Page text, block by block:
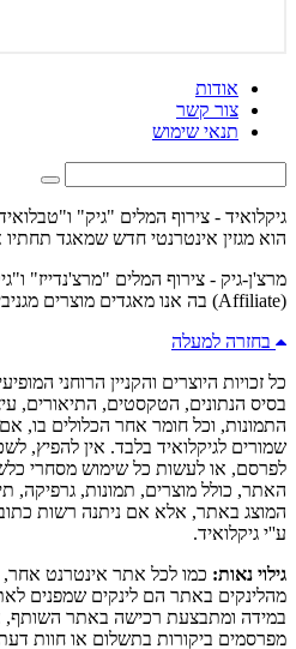
אודות
צור קשר
תנאי שימוש
גיקלואיד - צירוף המלים "גיק"
הוא מגזין אינטרנטי חדש שמאגד תחתיו
מרצ'ן-גיק - צירוף המלים "מרצ'נדייז"
(Affiliate) בה אנו מאגדים מוצרים מגניבים מרחבי הרשת.
בחזרה למעלה
כל זכויות היוצרים והקניין הרוחני
בסיס הנתונים, הטקסטים, התיאורים,
התמונות, וכל חומר אחר הכלולים בו,
שמורים לגיקלואיד בלבד. אין להפיץ,
לפרסם, או לעשות כל שימוש מסחרי
האתר, כולל מוצרים, תמונות, גרפיקה,
המוצג באתר, אלא אם ניתנה רשות
ע''י גיקלואיד.
גילוי נאות: כמו לכל אתר אינטרנט אחר,
מהלינקים באתר הם לינקים שמפנים
במידה ומתבצעת רכישה באתר השותף,
מפרסמים ביקורות בתשלום או חוות